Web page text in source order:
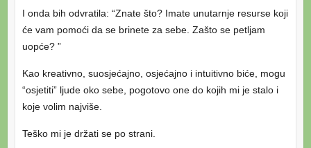
I onda bih odvratila: “Znate što? Imate unutarnje resurse koji
će vam pomoći da se brinete za sebe. Zašto se petljam
uopće? ”
Kao kreativno, suosjećajno, osjećajno i intuitivno biće, mogu
“osjetiti” ljude oko sebe, pogotovo one do kojih mi je stalo i
koje volim najviše.
Teško mi je držati se po strani.